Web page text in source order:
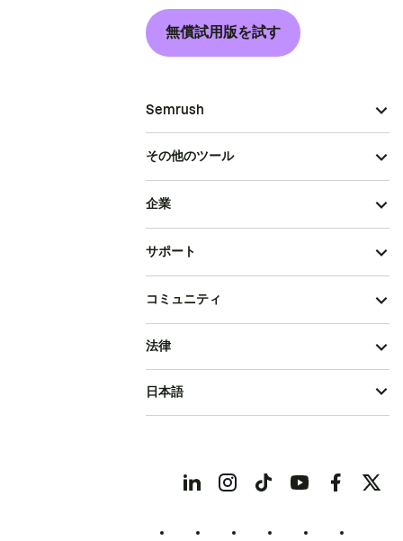
無償試用版を試す
Semrush
その他のツール
企業
サポート
コミュニティ
法律
日本語